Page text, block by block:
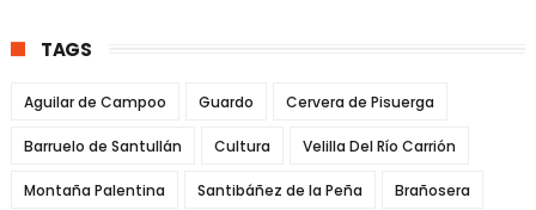
TAGS
Aguilar de Campoo Guardo Cervera de Pisuerga
Barruelo de Santullán Cultura Velilla Del Río Carrión
Montaña Palentina Santibáñez de la Peña Brañosera